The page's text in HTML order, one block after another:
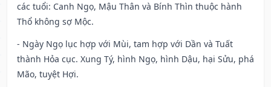
các tuổi: Canh Ngọ, Mậu Thân và Bính Thìn thuộc hành
Thổ không sợ Mộc.
- Ngày Ngọ lục hợp với Mùi, tam hợp với Dần và Tuất
thành Hỏa cục. Xung Tý, hình Ngọ, hình Dậu, hại Sửu, phá
Mão, tuyệt Hợi.